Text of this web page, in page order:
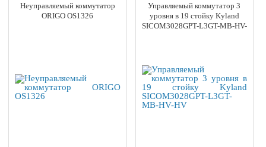
Неуправляемый коммутатор
ORIGO OS1326
Управляемый коммутатор 3
уровня в 19 стойку Kyland
SICOM3028GPT-L3GT-MB-HV-